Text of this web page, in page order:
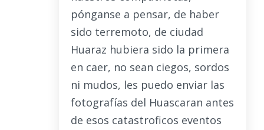
pónganse a pensar, de haber
sido terremoto, de ciudad
Huaraz hubiera sido la primera
en caer, no sean ciegos, sordos
ni mudos, les puedo enviar las
fotografías del Huascaran antes
de esos catastroficos eventos